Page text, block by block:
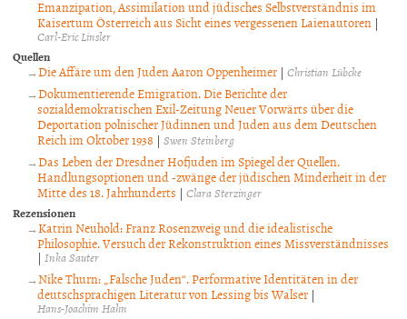
Emanzipation, Assimilation und jüdisches Selbstverständnis im
Kaisertum Österreich aus Sicht eines vergessenen Laienautoren |
Carl-Eric Linsler
Quellen
Die Affäre um den Juden Aaron Oppenheimer |Christian Lübcke
Dokumentierende Emigration. Die Berichte der
sozialdemokratischen Exil-Zeitung Neuer Vorwärts über die
Deportation polnischer Jüdinnen und Juden aus dem Deutschen
Reich im Oktober 1938 | Swen Steinberg
Das Leben der Dresdner Hofjuden im Spiegel der Quellen.
Handlungsoptionen und -zwänge der jüdischen Minderheit in der
Mitte des 18. Jahrhunderts | Clara Sterzinger
Rezensionen
Katrin Neuhold: Franz Rosenzweig und die idealistische
Philosophie. Versuch der Rekonstruktion eines Missverständnisses
| Inka Sauter
Nike Thurn: „Falsche Juden“. Performative Identitäten in der
deutschsprachigen Literatur von Lessing bis Walser |
Hans-Joachim Hahn